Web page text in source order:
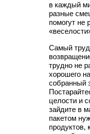
в каждый
разные
помогут не
Самый
трудно не
хорошего
собранный
целости и
зайдите в
пакетом
продуктов,